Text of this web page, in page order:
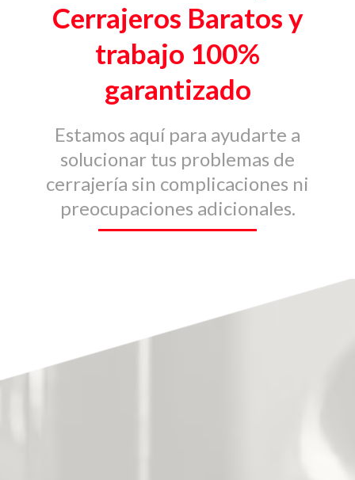
Cerrajeros Baratos y
trabajo 100%
garantizado
Estamos aquí para ayudarte a
solucionar tus problemas de
cerrajería sin complicaciones ni
preocupaciones adicionales.